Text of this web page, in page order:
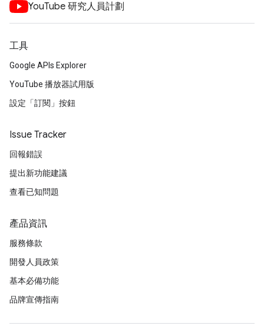
YouTube 研究人員計劃
工具
Google APIs Explorer
YouTube 播放器試用版
設定「訂閱」按鈕
Issue Tracker
回報錯誤
提出新功能建議
查看已知問題
產品資訊
服務條款
開發人員政策
基本必備功能
品牌宣傳指南